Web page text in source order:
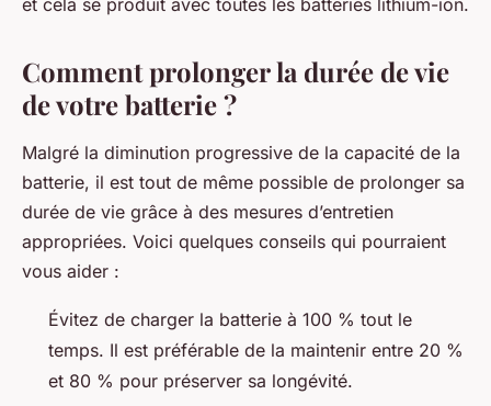
Comment prolonger la durée de vie
de votre batterie ?
Malgré la diminution progressive de la capacité de la
batterie, il est tout de même possible de prolonger sa
durée de vie grâce à des mesures d’entretien
appropriées. Voici quelques conseils qui pourraient
vous aider :
Évitez de charger la batterie à 100 % tout le
temps. Il est préférable de la maintenir entre 20 %
et 80 % pour préserver sa longévité.